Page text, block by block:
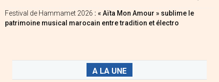
Festival de Hammamet 2026 : « Aïta Mon Amour » sublime le
patrimoine musical marocain entre tradition et électro
A LA UNE